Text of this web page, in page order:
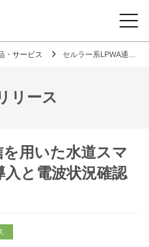
・サービス
リース
用いた水道スマ
と電波状況確認